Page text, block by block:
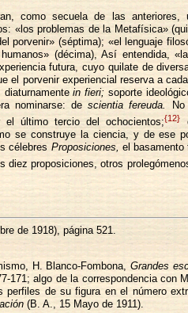
como secuela de las anteriores,
«los problemas de la Metafísica»
porvenir» (séptima); «el lenguaje
(décima), Así entendida,
futura, cuyo quilate de
el porvenir experiencial reserva a
diaturnamentein fieri; soporte
nominarse: descientia fereuda.
último tercio del ochocientos;{12}
se construye la ciencia, y de ese
célebres Proposiciones, el basamento
diez proposiciones, otros
de 1918), página 521.
H. Blanco-Fombona, Grandes
171; algo de la correspondencia con
de su figura en el número
(B. A., 15 Mayo de 1911).